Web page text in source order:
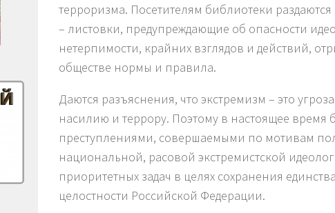
терроризма. Посетителям библиотеки
– листовки, предупреждающие об опасности
нетерпимости, крайних взглядов и действий,
обществе нормы и правила.
Даются разъяснения, что экстремизм – это
насилию и террору. Поэтому в настоящее время
преступлениями, совершаемыми по мотивам
национальной, расовой экстремистской
приоритетных задач в целях сохранения
целостности Российской Федерации.